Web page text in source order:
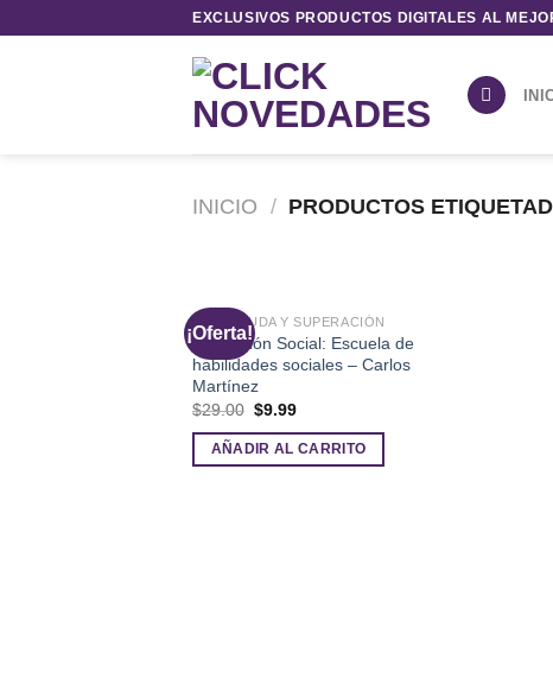
EXCLUSIVOS PRODUCTOS DIGITALES AL
INICIO / PRODUCTOS
¡Oferta!
AUTOAYUDA Y SUPERACIÓN
Tu Versión Social: Escuela de
habilidades sociales – Carlos
Martínez
$29.00 El
original
era:
$9.99El
actual
es:
AÑADIR AL CARRITO